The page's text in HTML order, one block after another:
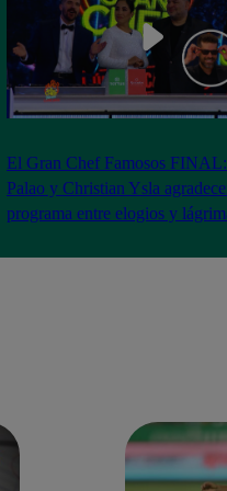
El Gran Chef Famosos
Palao y Christian Ysla
programa entre elogios y